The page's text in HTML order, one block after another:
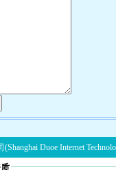
Duoe Internet